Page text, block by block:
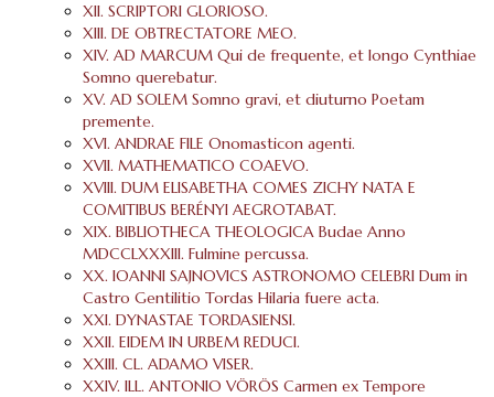
XII. SCRIPTORI GLORIOSO.
XIII. DE OBTRECTATORE MEO.
XIV. AD MARCUM Qui de frequente, et longo Cynthiae
Somno querebatur.
XV. AD SOLEM Somno gravi, et diuturno Poetam
premente.
XVI. ANDRAE FILE Onomasticon agenti.
XVII. MATHEMATICO COAEVO.
XVIII. DUM ELISABETHA COMES ZICHY NATA E
COMITIBUS BERÉNYI AEGROTABAT.
XIX. BIBLIOTHECA THEOLOGICA Budae Anno
MDCCLXXXIII. Fulmine percussa.
XX. IOANNI SAJNOVICS ASTRONOMO CELEBRI Dum in
Castro Gentilitio Tordas Hilaria fuere acta.
XXI. DYNASTAE TORDASIENSI.
XXII. EIDEM IN URBEM REDUCI.
XXIII. CL. ADAMO VISER.
XXIV. ILL. ANTONIO VÖRÖS Carmen ex Tempore